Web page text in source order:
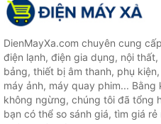
DienMayXa.com chuyên cung
điện lạnh, điện gia dụng, nội
bảng, thiết bị âm thanh, phụ
máy ảnh, máy quay phim...
không ngừng, chúng tôi đã tổng
bạn có thể so sánh giá, tìm giá